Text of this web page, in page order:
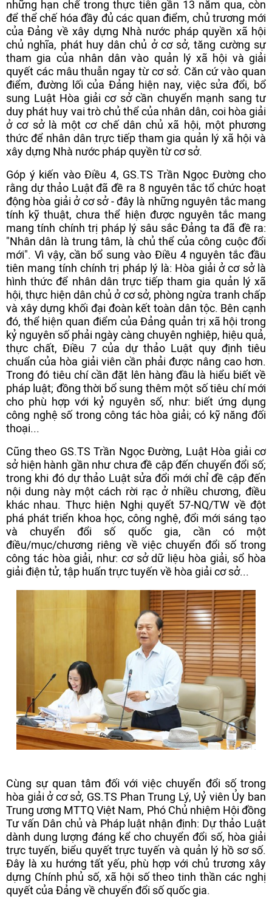
những hạn chế trong thực tiễn gần 13 năm qua, còn
để thể chế hóa đầy đủ các quan điểm, chủ trương mới
của Đảng về xây dựng Nhà nước pháp quyền xã hội
chủ nghĩa, phát huy dân chủ ở cơ sở, tăng cường sự
tham gia của nhân dân vào quản lý xã hội và giải
quyết các mâu thuẫn ngay từ cơ sở. Căn cứ vào quan
điểm, đường lối của Đảng hiện nay, việc sửa đổi, bổ
sung Luật Hòa giải cơ sở cần chuyển mạnh sang tư
duy phát huy vai trò chủ thể của nhân dân, coi hòa giải
ở cơ sở là một cơ chế dân chủ xã hội, một phương
thức để nhân dân trực tiếp tham gia quản lý xã hội và
xây dựng Nhà nước pháp quyền từ cơ sở.
Góp ý kiến vào Điều 4, GS.TS Trần Ngọc Đường cho
rằng dự thảo Luật đã đề ra 8 nguyên tắc tổ chức hoạt
động hòa giải ở cơ sở - đây là những nguyên tắc mang
tính kỹ thuật, chưa thể hiện được nguyên tắc mang
mang tính chính trị pháp lý sâu sắc Đảng ta đã đề ra:
"Nhân dân là trung tâm, là chủ thể của công cuộc đổi
mới". Vì vậy, cần bổ sung vào Điều 4 nguyên tắc đầu
tiên mang tính chính trị pháp lý là: Hòa giải ở cơ sở là
hình thức để nhân dân trực tiếp tham gia quản lý xã
hội, thực hiện dân chủ ở cơ sở, phòng ngừa tranh chấp
và xây dựng khối đại đoàn kết toàn dân tộc. Bên cạnh
đó, thể hiện quan điểm của Đảng quản trị xã hội trong
kỷ nguyên số phải ngày càng chuyên nghiệp, hiệu quả,
thực chất, Điều 7 của dự thảo Luật quy định tiêu
chuẩn của hòa giải viên cần phải được nâng cao hơn.
Trong đó tiêu chí cần đặt lên hàng đầu là hiểu biết về
pháp luật; đồng thời bổ sung thêm một số tiêu chí mới
cho phù hợp với kỷ nguyên số, như: biết ứng dụng
công nghệ số trong công tác hòa giải; có kỹ năng đối
thoại...
Cũng theo GS.TS Trần Ngọc Đường, Luật Hòa giải cơ
sở hiện hành gần như chưa đề cập đến chuyển đổi số;
trong khi đó dự thảo Luật sửa đổi mới chỉ đề cập đến
nội dung này một cách rời rạc ở nhiều chương, điều
khác nhau. Thực hiện Nghị quyết 57-NQ/TW về đột
phá phát triển khoa học, công nghệ, đổi mới sáng tạo
và chuyển đổi số quốc gia, cần có một
điều/mục/chương riêng về việc chuyển đổi số trong
công tác hòa giải, như: cơ sở dữ liệu hòa giải, sổ hòa
giải điện tử, tập huấn trực tuyến về hòa giải cơ sở...
Cùng sự quan tâm đối với việc chuyển đổi số trong
hòa giải ở cơ sở, GS.TS Phan Trung Lý, Uỷ viên Ủy ban
Trung ương MTTQ Việt Nam, Phó Chủ nhiệm Hội đồng
Tư vấn Dân chủ và Pháp luật nhận định: Dự thảo Luật
dành dung lượng đáng kể cho chuyển đổi số, hòa giải
trực tuyến, biểu quyết trực tuyến và quản lý hồ sơ số.
Đây là xu hướng tất yếu, phù hợp với chủ trương xây
dựng Chính phủ số, xã hội số theo tinh thần các nghị
quyết của Đảng về chuyển đổi số quốc gia.